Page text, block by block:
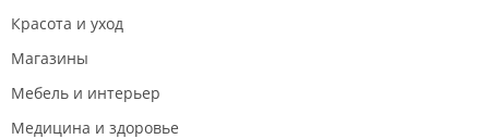
Красота и уход
Магазины
Мебель и интерьер
Медицина и здоровье